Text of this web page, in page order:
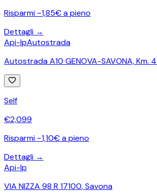
Risparmi ~1,85€ a pieno
Dettagli →
Api-IpAutostrada
Autostrada A10 GENOVA-SAVONA,
Self
€2,099
Risparmi ~1,10€ a pieno
Dettagli →
Api-Ip
VIA NIZZA 98 R 17100,Savona